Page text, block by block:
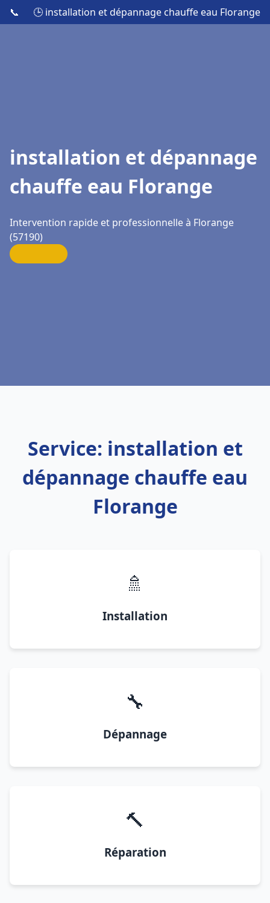
📞 🕒 installation et dépannage chauffe eau Florange
installation et dépannage
chauffe eau Florange
Intervention rapide et professionnelle à Florange
(57190)
Service: installation et
dépannage chauffe eau
Florange
🚿
Installation
🔧
Dépannage
🔨
Réparation